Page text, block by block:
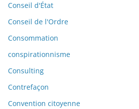
Conseil d'État
Conseil de l'Ordre
Consommation
conspirationnisme
Consulting
Contrefaçon
Convention citoyenne